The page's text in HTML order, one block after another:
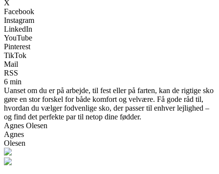
X
Facebook
Instagram
LinkedIn
YouTube
Pinterest
TikTok
Mail
RSS
6 min
Uanset om du er på arbejde, til fest eller på farten, kan de rigtige sko
gøre en stor forskel for både komfort og velvære. Få gode råd til,
hvordan du vælger fodvenlige sko, der passer til enhver lejlighed –
og find det perfekte par til netop dine fødder.
Agnes Olesen
Agnes
Olesen